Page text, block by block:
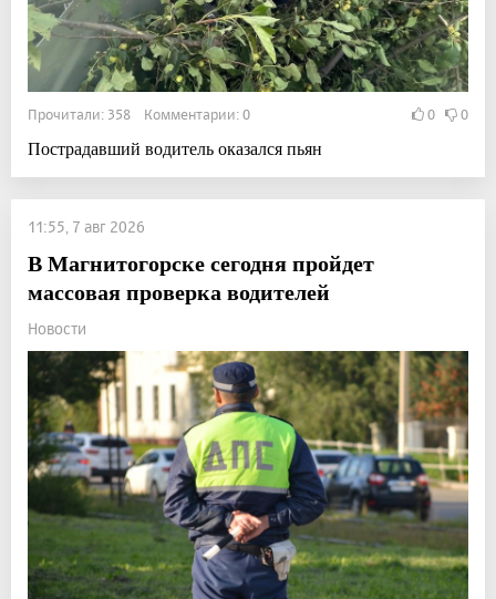
Прочитали: 358 Комментарии: 0 0 0
Пострадавший водитель оказался пьян
11:55, 7 авг 2026
В Магнитогорске сегодня пройдет
массовая проверка водителей
Новости